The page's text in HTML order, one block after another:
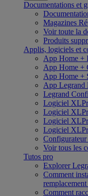
Documentations et
Magazines
Voir toute la
Produits
Applis, logiciels et
App Home +
App Home +
App Home +
App Legrand
Legrand
Logiciel
Logiciel
Logiciel
Logiciel
Voir tous les
Tutos pro
Explorer
Comment
Comment